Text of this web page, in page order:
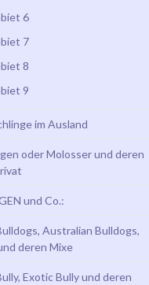
6
7
8
9
im Ausland
oder Molosser und deren
und Co.:
Australian Bulldogs,
deren Mixe
Exotic Bully und deren